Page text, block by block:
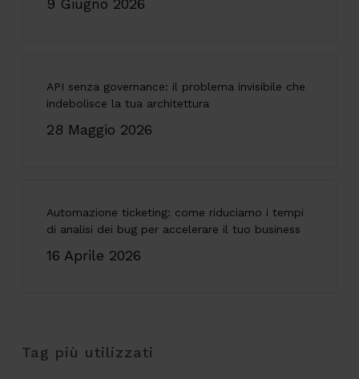
9 Giugno 2026
API senza governance: il problema invisibile che
indebolisce la tua architettura
28 Maggio 2026
Automazione ticketing: come riduciamo i tempi
di analisi dei bug per accelerare il tuo business
16 Aprile 2026
Tag più utilizzati